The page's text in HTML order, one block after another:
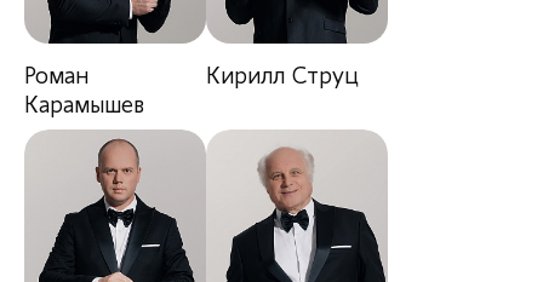
Роман
Карамышев
Кирилл Струц